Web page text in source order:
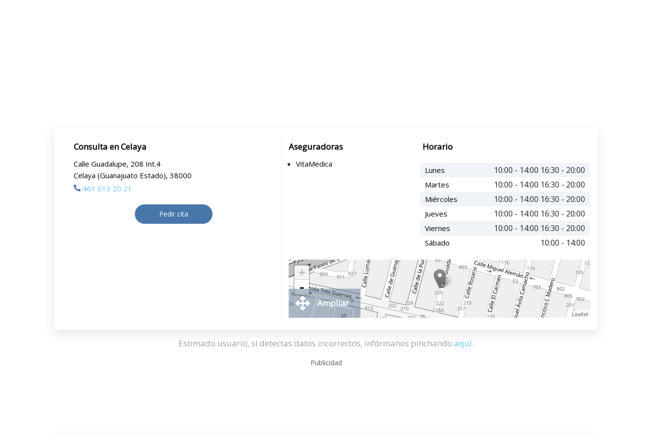
Consulta en Celaya
Calle Guadalupe, 208 Int.4
Celaya (Guanajuato Estado), 38000
461 613 20 21
Pedir cita
Aseguradoras
VitaMedica
Horario
Lunes 10:00 - 14:00 16:30 - 20:00
Martes 10:00 - 14:00 16:30 - 20:00
Miércoles 10:00 - 14:00 16:30 - 20:00
Jueves 10:00 - 14:00 16:30 - 20:00
Viernes 10:00 - 14:00 16:30 - 20:00
Sábado 10:00 - 14:00
+
-
Leaflet
Ampliar
Estimado usuario, si detectas datos incorrectos, infórmanos pinchando aquí.
Publicidad